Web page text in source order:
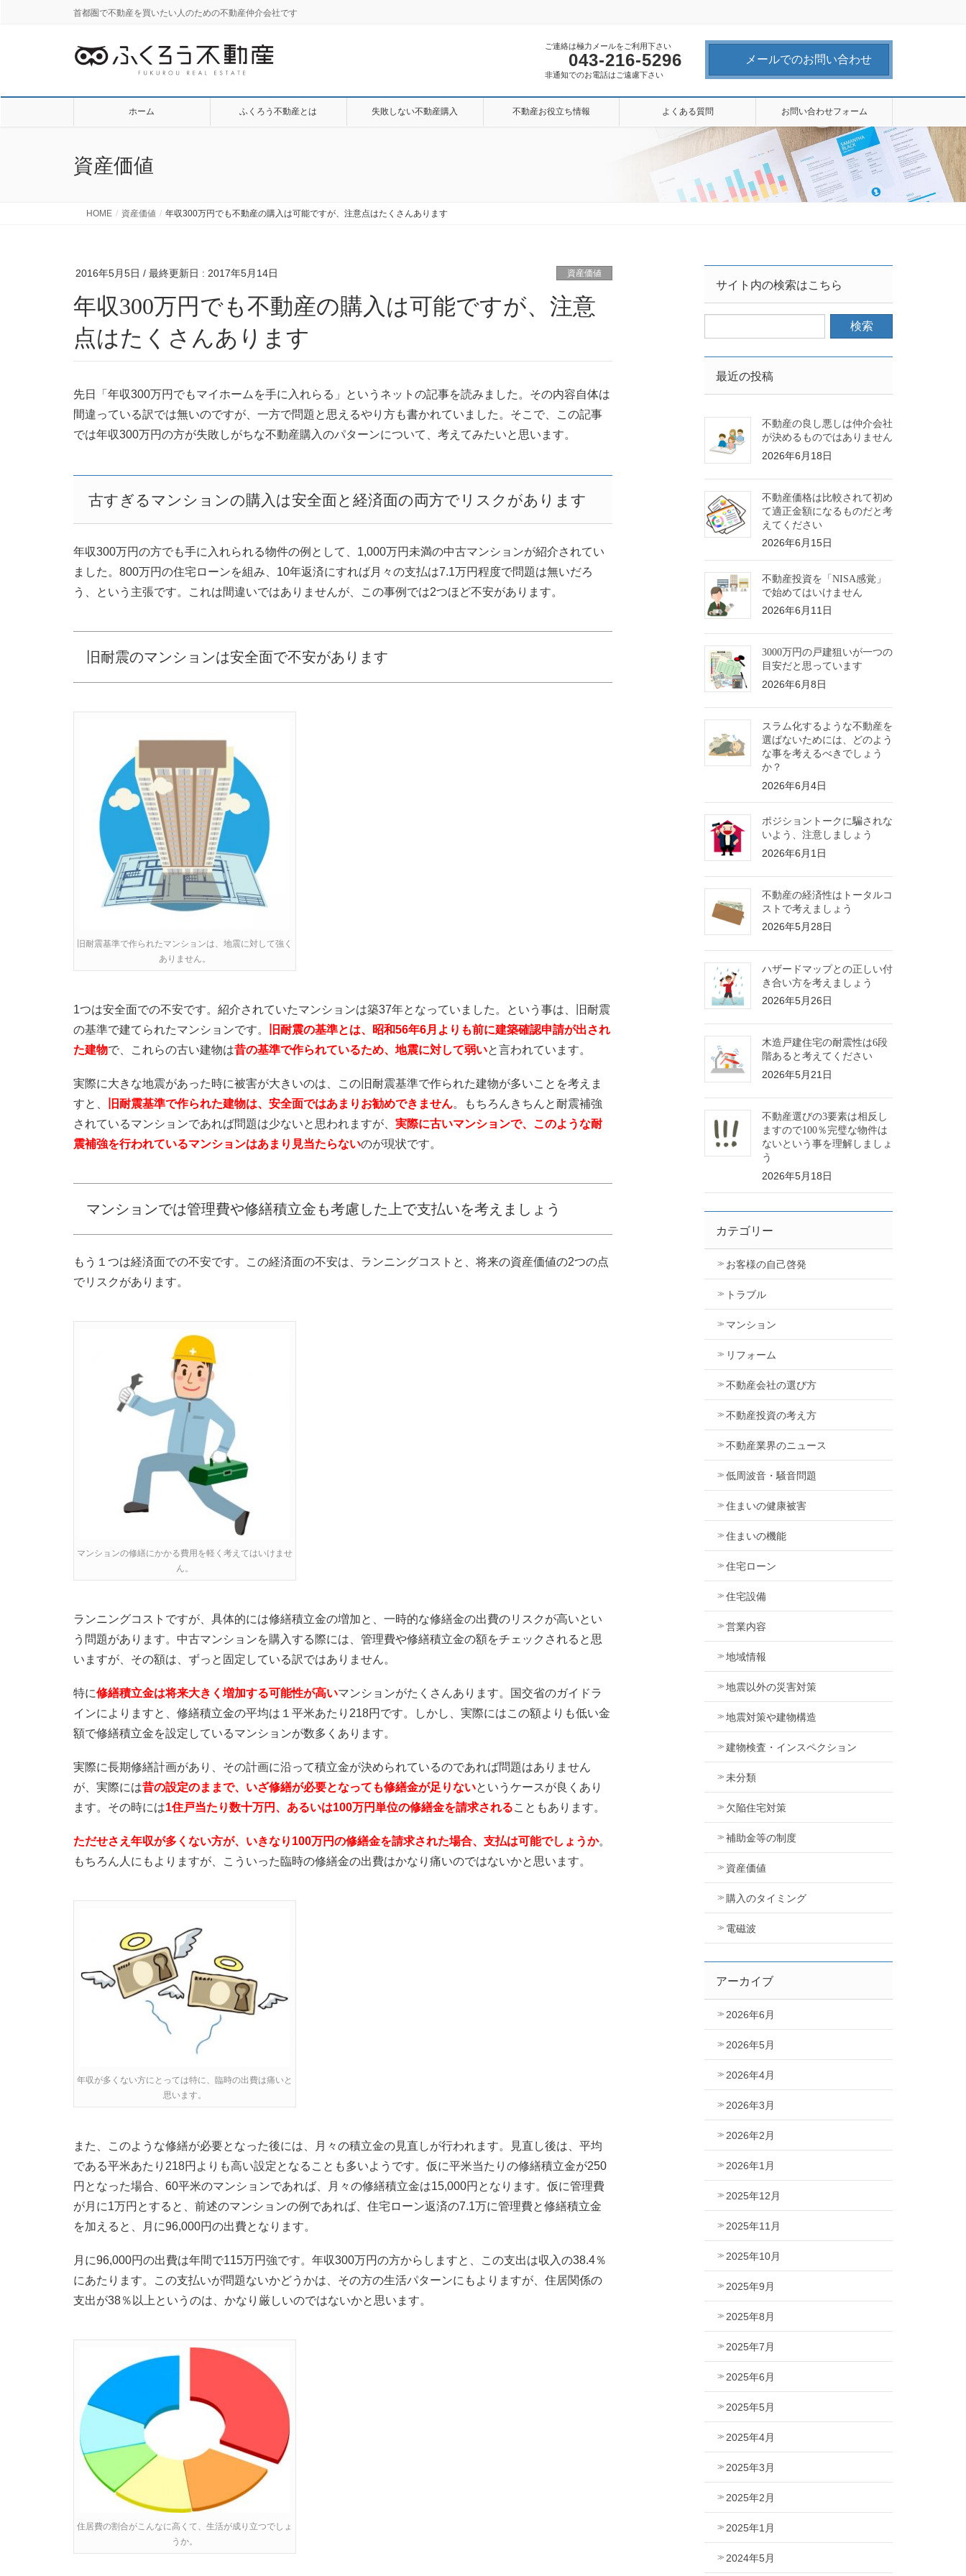
首都圏で不動産を買いたい人のための不動産仲介会社です
ご連絡は極力メールをご利用下さい
043-216-5296
非通知でのお電話はご遠慮下さい
メールでのお問い合わせ
ホーム ふくろう不動産とは 失敗しない不動産購入 不動産お役立ち情報 よくある質問 お問い合わせフォーム
資産価値
HOME 資産価値 年収300万円でも不動産の購入は可能ですが、注意点はたくさんあります
2016年5月5日 / 最終更新日 : 2017年5月14日 資産価値
年収300万円でも不動産の購入は可能ですが、注意
点はたくさんあります
先日「年収300万円でもマイホームを手に入れらる」というネットの記事を読みました。その内容自体は
間違っている訳では無いのですが、一方で問題と思えるやり方も書かれていました。そこで、この記事
では年収300万円の方が失敗しがちな不動産購入のパターンについて、考えてみたいと思います。
古すぎるマンションの購入は安全面と経済面の両方でリスクがあります
年収300万円の方でも手に入れられる物件の例として、1,000万円未満の中古マンションが紹介されてい
ました。800万円の住宅ローンを組み、10年返済にすれば月々の支払は7.1万円程度で問題は無いだろ
う、という主張です。これは間違いではありませんが、この事例では2つほど不安があります。
旧耐震のマンションは安全面で不安があります
旧耐震基準で作られたマンションは、地震に対して強く
ありません。
1つは安全面での不安です。紹介されていたマンションは築37年となっていました。という事は、旧耐震
の基準で建てられたマンションです。
旧耐震の基準とは、昭和56年6月よりも前に建築確認申請が出され
た建物で、これらの古い建物は昔の基準で作られているため、地震に対して弱いと言われています。
実際に大きな地震があった時に被害が大きいのは、この旧耐震基準で作られた建物が多いことを考えま
すと、
旧耐震基準で作られた建物は、安全面ではあまりお勧めできません。もちろんきちんと耐震補強
されているマンションであれば問題は少ないと思われますが、 実際に古いマンションで、このような耐
震補強を行われているマンションはあまり見当たらないのが現状です。
マンションでは管理費や修繕積立金も考慮した上で支払いを考えましょう
もう１つは経済面での不安です。この経済面の不安は、ランニングコストと、将来の資産価値の2つの点
でリスクがあります。
マンションの修繕にかかる費用を軽く考えてはいけませ
ん。
ランニングコストですが、具体的には修繕積立金の増加と、一時的な修繕金の出費のリスクが高いとい
う問題があります。中古マンションを購入する際には、管理費や修繕積立金の額をチェックされると思
いますが、その額は、ずっと固定している訳ではありません。
特に修繕積立金は将来大きく増加する可能性が高いマンションがたくさんあります。国交省のガイドラ
インによりますと、修繕積立金の平均は１平米あたり218円です。しかし、実際にはこの額よりも低い金
額で修繕積立金を設定しているマンションが数多くあります。
実際に長期修繕計画があり、その計画に沿って積立金が決められているのであれば問題はありません
が、実際には昔の設定のままで、いざ修繕が必要となっても修繕金が足りないというケースが良くあり
ます。その時には1住戸当たり数十万円、あるいは100万円単位の修繕金を請求されることもあります。
ただせさえ年収が多くない方が、いきなり100万円の修繕金を請求された場合、支払は可能でしょうか。
もちろん人にもよりますが、こういった臨時の修繕金の出費はかなり痛いのではないかと思います。
年収が多くない方にとっては特に、臨時の出費は痛いと
思います。
また、このような修繕が必要となった後には、月々の積立金の見直しが行われます。見直し後は、平均
である平米あたり218円よりも高い設定となることも多いようです。仮に平米当たりの修繕積立金が250
円となった場合、60平米のマンションであれば、月々の修繕積立金は15,000円となります。仮に管理費
が月に1万円とすると、前述のマンションの例であれば、住宅ローン返済の7.1万に管理費と修繕積立金
を加えると、月に96,000円の出費となります。
月に96,000円の出費は年間で115万円強です。年収300万円の方からしますと、この支出は収入の38.4％
にあたります。この支払いが問題ないかどうかは、その方の生活パターンにもよりますが、住居関係の
支出が38％以上というのは、かなり厳しいのではないかと思います。
住居費の割合がこんなに高くて、生活が成り立つでしょ
うか。
サイト内の検索はこちら
最近の投稿
不動産の良し悪しは仲介会社
が決めるものではありません
2026年6月18日
不動産価格は比較されて初め
て適正金額になるものだと考
えてください
2026年6月15日
不動産投資を「NISA感覚」
で始めてはいけません
2026年6月11日
3000万円の戸建狙いが一つの
目安だと思っています
2026年6月8日
スラム化するような不動産を
選ばないためには、どのよう
な事を考えるべきでしょう
か？
2026年6月4日
ポジショントークに騙されな
いよう、注意しましょう
2026年6月1日
不動産の経済性はトータルコ
ストで考えましょう
2026年5月28日
ハザードマップとの正しい付
き合い方を考えましょう
2026年5月26日
木造戸建住宅の耐震性は6段
階あると考えてください
2026年5月21日
不動産選びの3要素は相反し
ますので100％完璧な物件は
ないという事を理解しましょ
う
2026年5月18日
カテゴリー
お客様の自己啓発
トラブル
マンション
リフォーム
不動産会社の選び方
不動産投資の考え方
不動産業界のニュース
低周波音・騒音問題
住まいの健康被害
住まいの機能
住宅ローン
住宅設備
営業内容
地域情報
地震以外の災害対策
地震対策や建物構造
建物検査・インスペクション
未分類
欠陥住宅対策
補助金等の制度
資産価値
購入のタイミング
電磁波
アーカイブ
2026年6月
2026年5月
2026年4月
2026年3月
2026年2月
2026年1月
2025年12月
2025年11月
2025年10月
2025年9月
2025年8月
2025年7月
2025年6月
2025年5月
2025年4月
2025年3月
2025年2月
2025年1月
2024年5月